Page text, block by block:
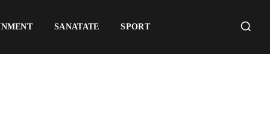
SANATATE SPORT